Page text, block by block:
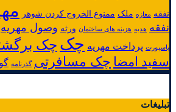
نفقه مغازه ملک ممنوع الخروج کردن شوهر
نفقه هدیه هزینه های ساختمان ورثه وصول مهریه
پاسپورت پرداخت مهریه چک چک
سفید امضا چک مسافرتی گذرنامه
تبلیغات